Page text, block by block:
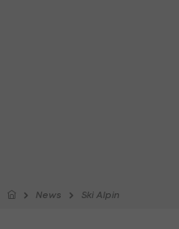
News Ski Alpin